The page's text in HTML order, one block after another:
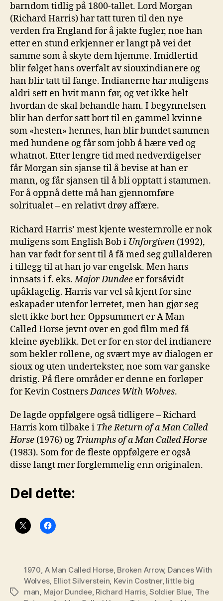
barndom tidlig på 1800-tallet. Lord Morgan
(Richard Harris) har tatt turen til den nye
verden fra England for å jakte fugler, noe han
etter en stund erkjenner er langt på vei det
samme som å skyte dem hjemme. Imidlertid
blir følget hans overfalt av siouxindianere og
han blir tatt til fange. Indianerne har muligens
aldri sett en hvit mann før, og vet ikke helt
hvordan de skal behandle ham. I begynnelsen
blir han derfor satt bort til en gammel kvinne
som «hesten» hennes, han blir bundet sammen
med hundene og får som jobb å bære ved og
whatnot. Etter lengre tid med nedverdigelser
får Morgan sin sjanse til å bevise at han er
mann, og får sjansen til å bli opptatt i stammen.
For å oppnå dette må han gjennomføre
solritualet – en relativt drøy affære.
Richard Harris’ mest kjente westernrolle er nok
muligens som English Bob i Unforgiven (1992),
han var født for sent til å få med seg gullalderen
i tillegg til at han jo var engelsk. Men hans
innsats i f. eks.Major Dundee er forsåvidt
upåklagelig. Harris var vel så kjent for sine
eskapader utenfor lerretet, men han gjør seg
slett ikke bort her. Oppsummert er A Man
Called Horse jevnt over en god film med få
kleine øyeblikk. Det er for en stor del indianere
som bekler rollene, og svært mye av dialogen er
sioux og uten undertekster, noe som var ganske
dristig. På flere områder er denne en forløper
for Kevin CostnersDances With Wolves.
De lagde oppfølgere også tidligere – Richard
Harris kom tilbake i The Return of a Man Called
Horse (1976) og Triumphs of a Man Called Horse
(1983). Som for de fleste oppfølgere er også
disse langt mer forglemmelig enn originalen.
Del dette:
Stikkord
1970 A Man Called Horse, Broken Arrow, Dances With
Wolves, Elliot Silverstein Kevin Costner, little big
man Major Dundee, Richard Harris,Soldier Blue The